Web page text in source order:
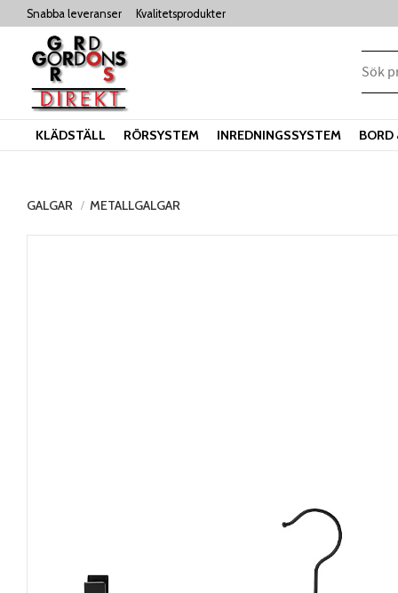
Snabba leveranser Kvalitetsprodukter
KLÄDSTÄLL RÖRSYSTEM INREDNINGSSYSTEM BORD
GALGAR METALLGALGAR